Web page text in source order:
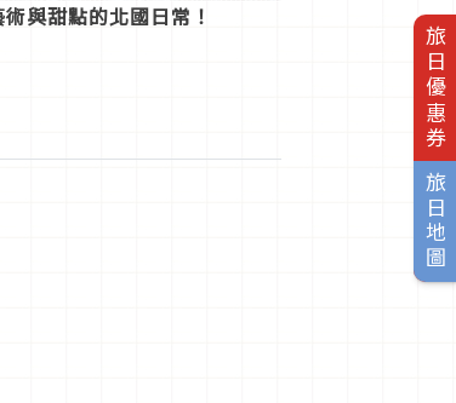
旅日優惠券
旅日地圖
與甜點的北國日常！